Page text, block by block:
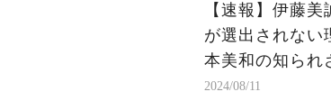
【速報】伊藤
が選出されな
本美和の知られ
2024/08/11